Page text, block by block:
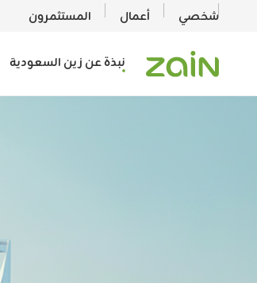
content
تخطي
المحتوى
شخصي أعمال المستثمرون
نبذة عن زين السعودية